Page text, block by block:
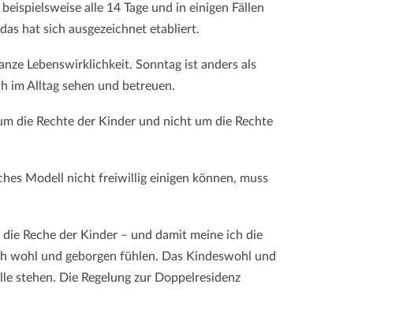
alle 14 Tage und in einigen Fällen
hat sich ausgezeichnet etabliert.
Lebenswirklichkeit. Sonntag ist anders als
im Alltag sehen und betreuen.
die Rechte der Kinder und nicht um die Rechte
Modell nicht freiwillig einigen können, muss
Reche der Kinder – und damit meine ich die
wohl und geborgen fühlen. Das Kindeswohl und
stehen. Die Regelung zur Doppelresidenz